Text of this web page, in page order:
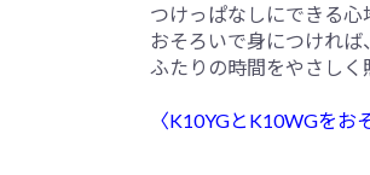
つけっぱなしにできる心
おそろいで身につけれ
ふたりの時間をやさしく
〈K10YGとK10WGをお